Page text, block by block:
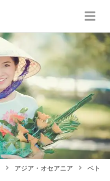
アジア・オセアニア
ベト